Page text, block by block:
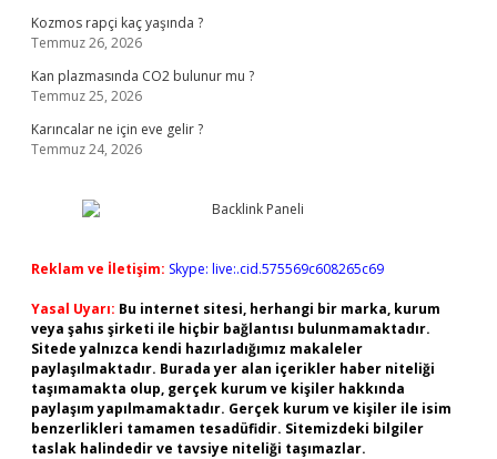
Kozmos rapçi kaç yaşında ?
Temmuz 26, 2026
Kan plazmasında CO2 bulunur mu ?
Temmuz 25, 2026
Karıncalar ne için eve gelir ?
Temmuz 24, 2026
Reklam ve İletişim: Skype: live:.cid.575569c608265c69
Yasal Uyarı: Bu internet sitesi, herhangi bir marka, kurum
veya şahıs şirketi ile hiçbir bağlantısı bulunmamaktadır.
Sitede yalnızca kendi hazırladığımız makaleler
paylaşılmaktadır. Burada yer alan içerikler haber niteliği
taşımamakta olup, gerçek kurum ve kişiler hakkında
paylaşım yapılmamaktadır. Gerçek kurum ve kişiler ile isim
benzerlikleri tamamen tesadüfidir. Sitemizdeki bilgiler
taslak halindedir ve tavsiye niteliği taşımazlar.